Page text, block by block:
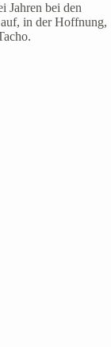
Jahren bei den
in der Hoffnung,